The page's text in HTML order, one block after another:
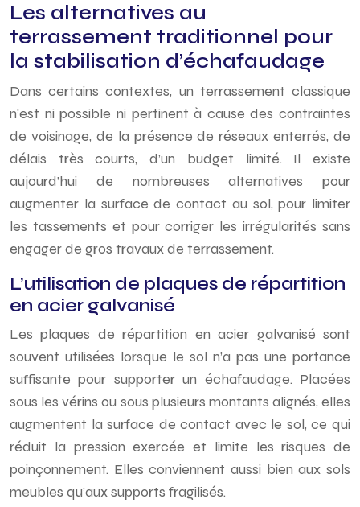
Les alternatives au
terrassement traditionnel pour
la stabilisation d’échafaudage
Dans certains contextes, un terrassement classique
n’est ni possible ni pertinent à cause des contraintes
de voisinage, de la présence de réseaux enterrés, de
délais très courts, d’un budget limité. Il existe
aujourd’hui de nombreuses alternatives pour
augmenter la surface de contact au sol, pour limiter
les tassements et pour corriger les irrégularités sans
engager de gros travaux de terrassement.
L’utilisation de plaques de répartition
en acier galvanisé
Les plaques de répartition en acier galvanisé sont
souvent utilisées lorsque le sol n’a pas une portance
suffisante pour supporter un échafaudage. Placées
sous les vérins ou sous plusieurs montants alignés, elles
augmentent la surface de contact avec le sol, ce qui
réduit la pression exercée et limite les risques de
poinçonnement. Elles conviennent aussi bien aux sols
meubles qu’aux supports fragilisés.